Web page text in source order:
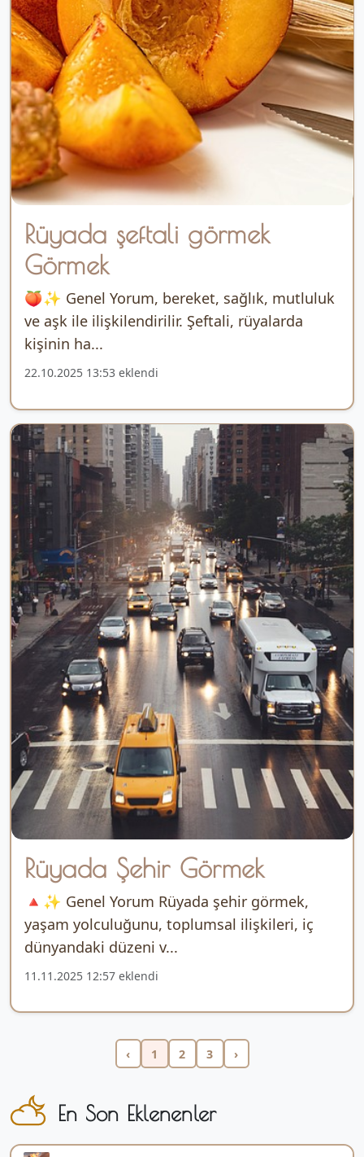
Rüyada şeftali görmek
Görmek
🍑✨ Genel Yorum, bereket, sağlık, mutluluk
ve aşk ile ilişkilendirilir. Şeftali, rüyalarda
kişinin ha...
22.10.2025 13:53 eklendi
Rüyada Şehir Görmek
🔺✨ Genel Yorum Rüyada şehir görmek,
yaşam yolculuğunu, toplumsal ilişkileri, iç
dünyandaki düzeni v...
11.11.2025 12:57 eklendi
‹ 1 2 3 ›
En Son Eklenenler